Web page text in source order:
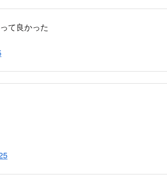
ONE ニュース
情報のページです。このページでは、日本国内の主要な
の情報を、株式会社レスキューナウが配信する情報に基
停車。